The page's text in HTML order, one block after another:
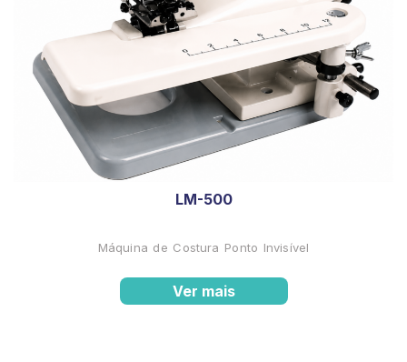
LM-500
Máquina de Costura Ponto Invisível
Ver mais